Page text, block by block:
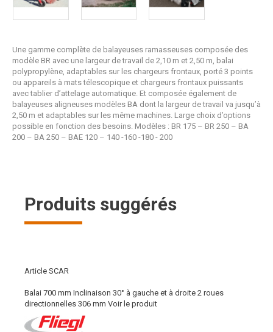
Une gamme complète de balayeuses ramasseuses composée des
modèle BR avec une largeur de travail de 2,10 m et 2,50 m, balai
polypropylène, adaptables sur les chargeurs frontaux, porté 3 points
ou appareils à mats télescopique et chargeurs frontaux puissants
avec tablier d’attelage automatique. Et composée également de
balayeuses aligneuses modèles BA dont la largeur de travail va jusqu’à
2,50 m et adaptables sur les même machines. Large choix d’options
possible en fonction des besoins. Modèles : BR 175 – BR 250 – BA
200 – BA 250 – BAE 120 – 140 -160 -180 - 200
Produits suggérés
Article SCAR
Balai 700 mm Inclinaison 30° à gauche et à droite 2 roues
directionnelles 306 mm Voir le produit